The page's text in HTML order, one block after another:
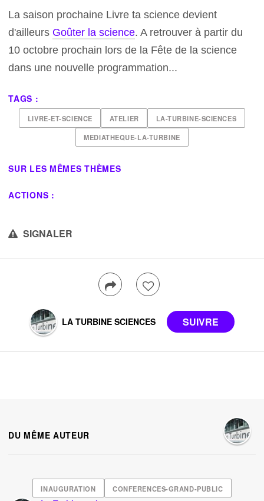
La saison prochaine Livre ta science devient
d'ailleurs Goûter la science. A retrouver à partir du
10 octobre prochain lors de la Fête de la science
dans une nouvelle programmation...
TAGS :
LIVRE-ET-SCIENCE ATELIER LA-TURBINE-SCIENCES
MEDIATHEQUE-LA-TURBINE
SUR LES MÊMES THÈMES
ACTIONS :
SIGNALER
LA TURBINE SCIENCES
DU MÊME AUTEUR
INAUGURATION CONFERENCES-GRAND-PUBLIC